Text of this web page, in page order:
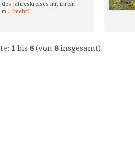
des Jahreskreises mit ihrem
m... [mehr]
1 bis 8(von 8insgesamt)